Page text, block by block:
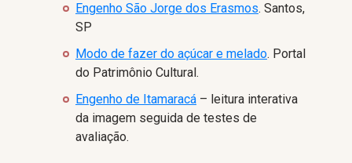
Engenho São Jorge dos Erasmos. Santos,
SP
Modo de fazer do açúcar e melado. Portal
do Patrimônio Cultural.
Engenho de Itamaracá – leitura interativa
da imagem seguida de testes de
avaliação.